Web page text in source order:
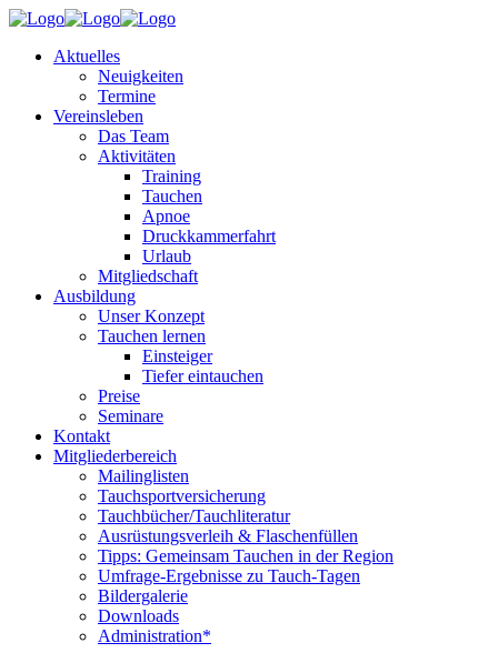
Aktuelles
Neuigkeiten
Termine
Vereinsleben
Das Team
Aktivitäten
Training
Tauchen
Apnoe
Druckkammerfahrt
Urlaub
Mitgliedschaft
Ausbildung
Unser Konzept
Tauchen lernen
Einsteiger
Tiefer eintauchen
Preise
Seminare
Kontakt
Mitgliederbereich
Mailinglisten
Tauchsportversicherung
Tauchbücher/Tauchliteratur
Ausrüstungsverleih & Flaschenfüllen
Tipps: Gemeinsam Tauchen in der Region
Umfrage-Ergebnisse zu Tauch-Tagen
Bildergalerie
Downloads
Administration*